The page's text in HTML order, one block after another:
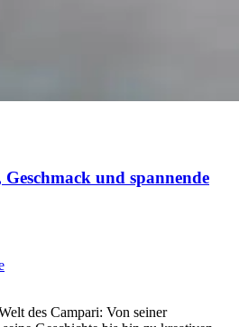
und spannende
des Campari: Von seiner